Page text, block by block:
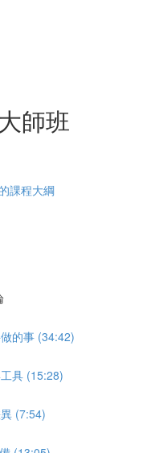
師班
課程大綱
的事 (34:42)
具 (15:28)
(7:54)